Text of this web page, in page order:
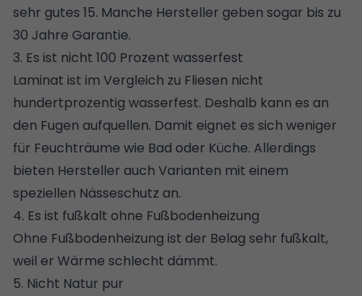
sehr gutes 15. Manche Hersteller geben sogar bis zu
30 Jahre Garantie.
3. Es ist nicht 100 Prozent wasserfest
Laminat ist im Vergleich zu Fliesen nicht
hundertprozentig wasserfest. Deshalb kann es an
den Fugen aufquellen. Damit eignet es sich weniger
für Feuchträume wie Bad oder Küche. Allerdings
bieten Hersteller auch Varianten mit einem
speziellen Nässeschutz an.
4. Es ist fußkalt ohne Fußbodenheizung
Ohne Fußbodenheizung ist der Belag sehr fußkalt,
weil er Wärme schlecht dämmt.
5. Nicht Natur pur